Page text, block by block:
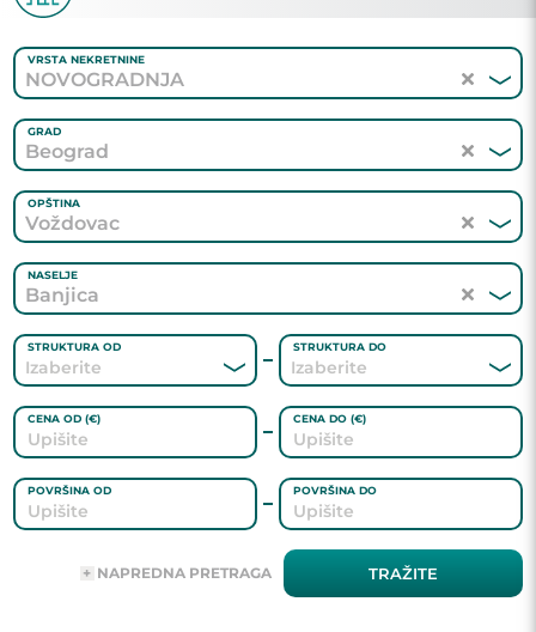
VRSTA NEKRETNINE
NOVOGRADNJA
GRAD
Beograd
OPŠTINA
Voždovac
NASELJE
Banjica
STRUKTURA OD STRUKTURA DO
CENA OD (€) CENA DO (€)
POVRŠINA OD POVRŠINA DO
TRAŽITE
NAPREDNA PRETRAGA